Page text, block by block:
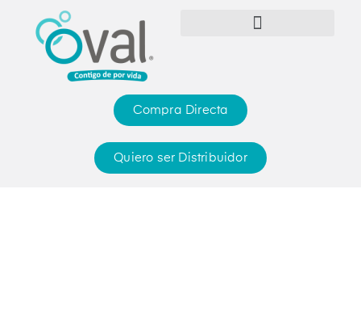
Compra Directa
Quiero ser Distribuidor